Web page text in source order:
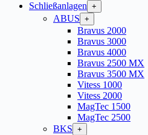
Schließanlagen +
ABUS +
Bravus 2000
Bravus 3000
Bravus 4000
Bravus 2500 MX
Bravus 3500 MX
Vitess 1000
Vitess 2000
MagTec 1500
MagTec 2500
BKS +